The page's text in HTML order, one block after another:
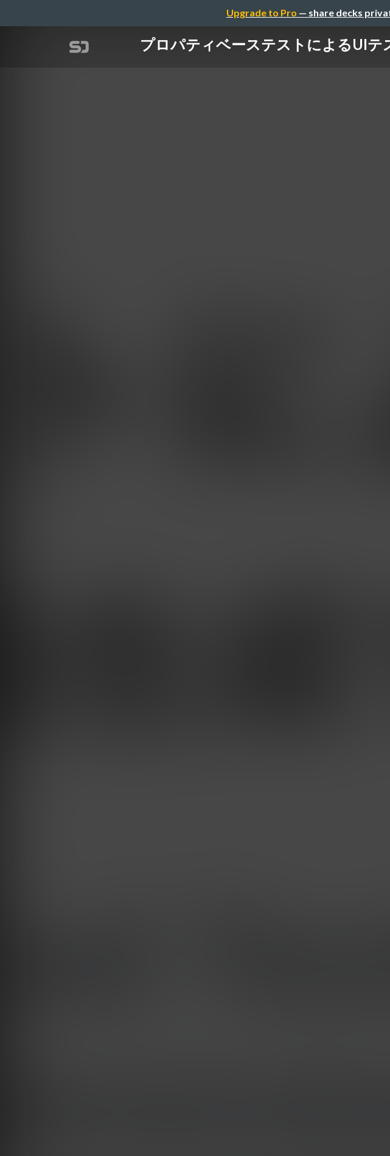
Upgrade to Pro — share decks
プロパティベーステストによるUIテ